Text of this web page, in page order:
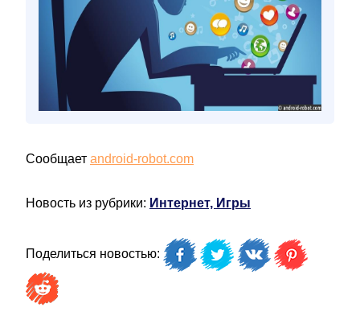
Сообщает android-robot.com
Новость из рубрики: Интернет, Игры
Поделиться новостью: